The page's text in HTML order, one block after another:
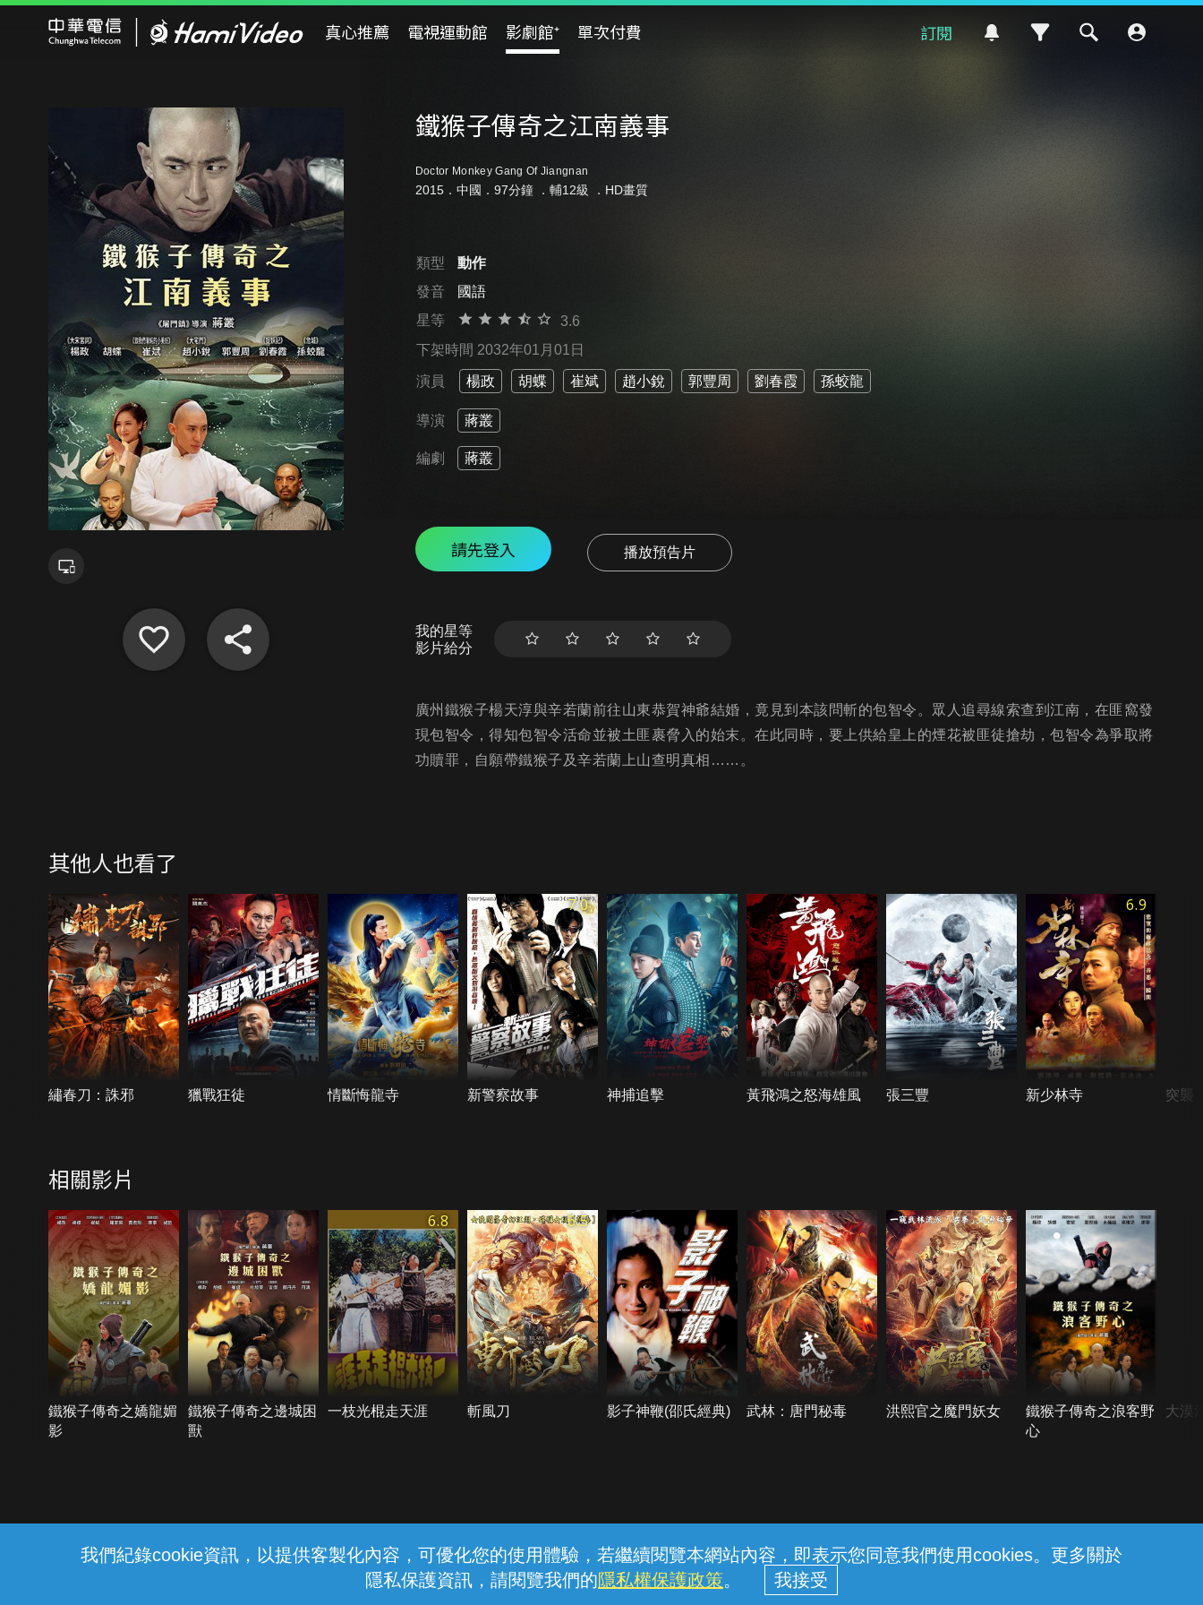
我們紀錄cookie資訊，以提供客製化內容，可優化您的使用體驗，若繼續閱覽本網站內容，即表示您同意我們使用cookies。更多關於
隱私保護資訊，請閱覽我們的隱私權保護政策。
真心推薦 電視運動館 影劇館⁺ 單次付費 訂閱
鐵猴子傳奇之江南義事
Doctor Monkey Gang Of Jiangnan
2015．中國．97分鐘 ． 輔12級 ．HD畫質
類型
動作
發音
國語
星等
3.6
下架時間 2032年01月01日
演員 楊政 胡蝶 崔斌 趙小銳 郭豐周 劉春霞 孫蛟龍
導演 蔣叢
編劇 蔣叢
請先登入 播放預告片
我的星等
影片給分
廣州鐵猴子楊天淳與辛若蘭前往山東恭賀神爺結婚，竟見到本該問斬的包智令。眾人追尋線索查到江南，在匪窩發
現包智令，得知包智令活命並被土匪裹脅入的始末。在此同時，要上供給皇上的煙花被匪徒搶劫，包智令為爭取將
功贖罪，自願帶鐵猴子及辛若蘭上山查明真相……。
其他人也看了
繡春刀：誅邪 獵戰狂徒 情斷悔龍寺
7.0
新警察故事 神捕追擊 黃飛鴻之怒海雄風 張三豐
6.9
新少林寺 突襲
相關影片
鐵猴子傳奇之嬌龍媚
影
鐵猴子傳奇之邊城困
獸
6.8
一枝光棍走天涯
6.5
斬風刀 影子神鞭(邵氏經典) 武林：唐門秘毒 洪熙官之魔門妖女
鐵猴子傳奇之浪客野
心
大漠
線上客服 服務條款 隱私權保護
中華電信股份有限公司個人家庭分公司 (統一編號：96979949) © 2026